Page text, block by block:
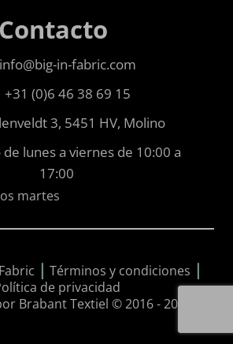
Contacto
info@big-in-fabric.com
+31 (0)6 46 38 69 15
3, 5451 HV, Molino
lunes a viernes de 10:00 a
17:00
martes
| Términos y condiciones |
de privacidad
Brabant Textiel © 2016 - 2026